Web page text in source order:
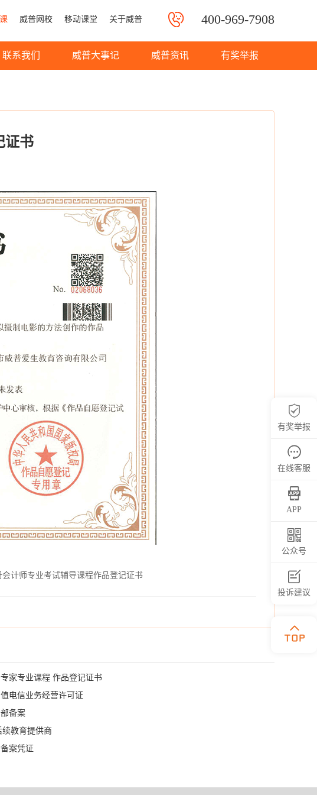
400-969-7908
威普网校 移动课堂 关于威普
联系我们 威普大事记 威普资讯 有奖举报
证书
会计师专业考试辅导课程作品登记证书
家专业课程 作品登记证书
电信业务经营许可证
备案
续教育提供商
案凭证
有奖举报
在线客服
APP
公众号
投诉建议